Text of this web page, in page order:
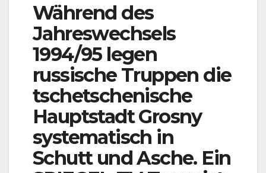
Während des
Jahreswechsels
1994/95 legen
russische Truppen die
tschetschenische
Hauptstadt Grosny
systematisch in
Schutt und Asche. Ein